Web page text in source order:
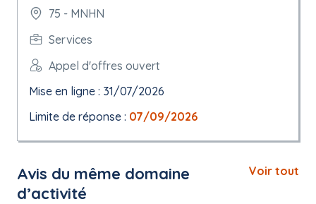
75 - MNHN
Services
Appel d'offres ouvert
Mise en ligne : 31/07/2026
Limite de réponse : 07/09/2026
Avis du même domaine
d’activité
Voir tout